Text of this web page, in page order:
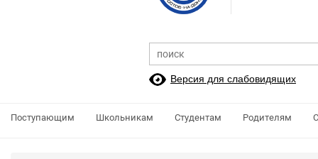
Версия для слабовидящих
Поступающим Школьникам Студентам Родителям